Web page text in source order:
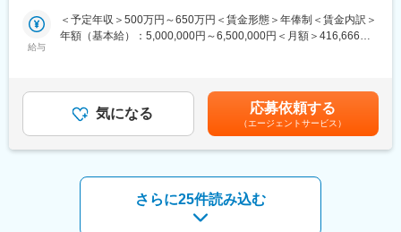
を募集しております。
当社では大手メーカーの案件を数多く保有しており、カテーテ
医療業界内でのキャリアアップを考えている方、メーカーへの転
職を視野に入れている方等、全力でサポートいたしますので是非
【EPファーマラインでキャリアを築くメリット】
■優良案件多数／メーカー転籍を支援
他社では見かけないような大手メーカーの案件や最先端製品の案
より異なります。）変更の範囲：会社の定める事業所
給与
＜予定年収＞500万円～650万円＜賃金形態＞年俸制＜賃金内訳＞
年額（基本給）：5,000,000円～6,500,000円＜月額＞416,666円
気になる 応募依頼する
（エージェントサービス）
さらに25件読み込む